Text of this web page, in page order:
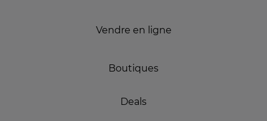
Vendre en ligne
Boutiques
Deals